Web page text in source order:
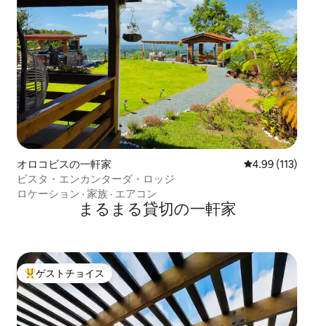
オロコビスの一軒家 レビュー113
4.99 (113)
ビスタ・エンカンターダ・ロッジ
ロケーション · 家族 · エアコン
まるまる貸切の一軒家
大好評のゲストチョイスです。
ゲストチョイス